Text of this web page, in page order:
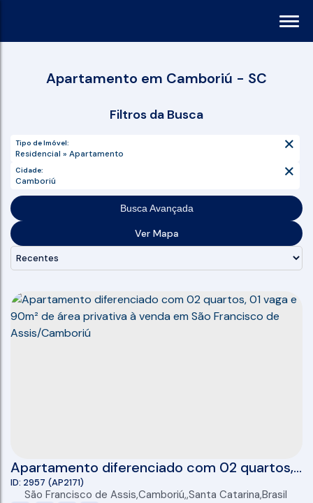
Apartamento em Camboriú - SC
Tipo de Imóvel:
Residencial » Apartamento
Busca Avançada
Ver Mapa
Apartamento diferenciado com 02 quartos,
01 vaga e 90m² de área privativa à venda em
2957 (AP2171)
São Francisco de Assis,Camboriú ,Santa Catarina,Brasil